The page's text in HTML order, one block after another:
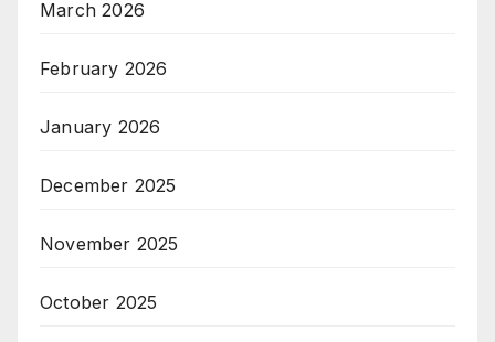
March 2026
February 2026
January 2026
December 2025
November 2025
October 2025